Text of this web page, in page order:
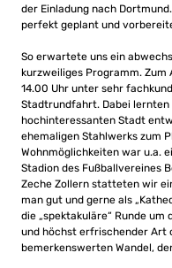
der Einladung nach
perfekt geplant und
So erwartete uns ein
kurzweiliges Programm.
14.00 Uhr unter sehr
Stadtrundfahrt. Dabei lernten
hochinteressanten Stadt
ehemaligen Stahlwerks zum
Wohnmöglichkeiten war u.a.
Stadion des Fußballvereines
Zeche Zollern statteten wir
man gut und gerne als
die „spektakuläre“ Runde
und höchst erfrischender Art
bemerkenswerten Wandel,